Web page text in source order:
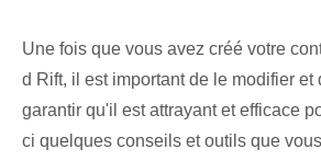
Une fois que vous avez créé votre
d Rift, il est important de le modifier et
garantir qu'il est attrayant et efficace
ci quelques conseils et outils que